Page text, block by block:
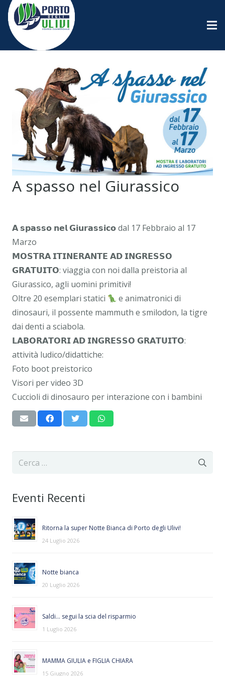
A spasso nel Giurassico
𝗔 𝘀𝗽𝗮𝘀𝘀𝗼 𝗻𝗲𝗹 𝗚𝗶𝘂𝗿𝗮𝘀𝘀𝗶𝗰𝗼 dal 17 Febbraio al 17
Marzo
𝗠𝗢𝗦𝗧𝗥𝗔 𝗜𝗧𝗜𝗡𝗘𝗥𝗔𝗡𝗧𝗘 𝗔𝗗 𝗜𝗡𝗚𝗥𝗘𝗦𝗦𝗢
𝗚𝗥𝗔𝗧𝗨𝗜𝗧𝗢: viaggia con noi dalla preistoria al
Giurassico, agli uomini primitivi!
Oltre 20 esemplari statici
e animatronici di
dinosauri, il possente mammuth e smilodon, la tigre
dai denti a sciabola.
𝗟𝗔𝗕𝗢𝗥𝗔𝗧𝗢𝗥𝗜 𝗔𝗗 𝗜𝗡𝗚𝗥𝗘𝗦𝗦𝗢 𝗚𝗥𝗔𝗧𝗨𝗜𝗧𝗢:
attività ludico/didattiche:
Foto boot preistorico
Visori per video 3D
Cuccioli di dinosauro per interazione con i bambini
Ricerca
Eventi Recenti
Ritorna la super Notte Bianca di Porto degli Ulivi!
24 Luglio 2026
Notte bianca
20 Luglio 2026
Saldi… segui la scia del risparmio
1 Luglio 2026
MAMMA GIULIA e FIGLIA CHIARA
15 Giugno 2026